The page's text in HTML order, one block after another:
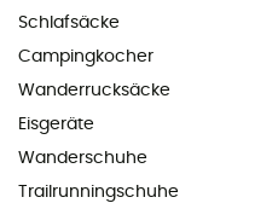
Schlafsäcke
Campingkocher
Wanderrucksäcke
Eisgeräte
Wanderschuhe
Trailrunningschuhe